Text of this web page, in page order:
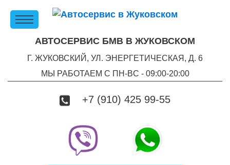
АВТОСЕРВИС БМВ В ЖУКОВСКОМ
Г. ЖУКОВСКИЙ, УЛ. ЭНЕРГЕТИЧЕСКАЯ, Д. 6
МЫ РАБОТАЕМ С ПН-ВC - 09:00-20:00
+7 (910) 425 99-55